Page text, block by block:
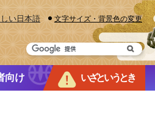
い日本語 文字サイズ・背景色の変更
向け いざというとき